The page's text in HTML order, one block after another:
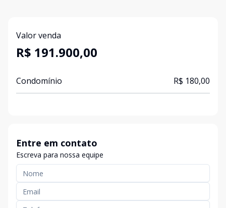
Valor venda
R$ 191.900,00
Condomínio R$ 180,00
Entre em contato
Escreva para nossa equipe